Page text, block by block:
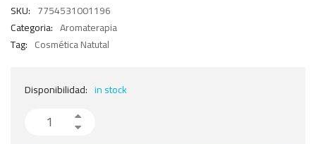
SKU: 7754531001196
Categoria: Aromaterapia
Tag: Cosmética Natutal
Disponibilidad: in stock